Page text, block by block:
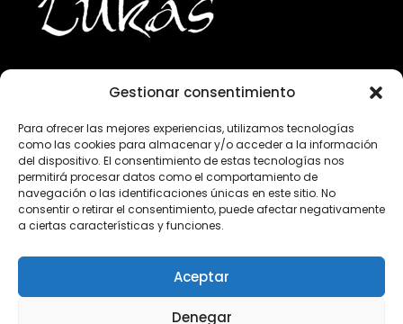
Gestionar consentimiento
Para ofrecer las mejores experiencias, utilizamos tecnologías
como las cookies para almacenar y/o acceder a la información
del dispositivo. El consentimiento de estas tecnologías nos
permitirá procesar datos como el comportamiento de
navegación o las identificaciones únicas en este sitio. No
consentir o retirar el consentimiento, puede afectar negativamente
a ciertas características y funciones.
Aceptar
Denegar
943 224 800
info@lukasgourmet.com
Club del vino
Trabaja con nosotros
Preguntas frecuentes
Condiciones de compra